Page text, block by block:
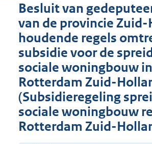
Besluit van
van de provincie
houdende regels
subsidie voor de
sociale woningbouw
Rotterdam Zuid-
(Subsidieregeling
sociale woningbouw
Rotterdam Zuid-